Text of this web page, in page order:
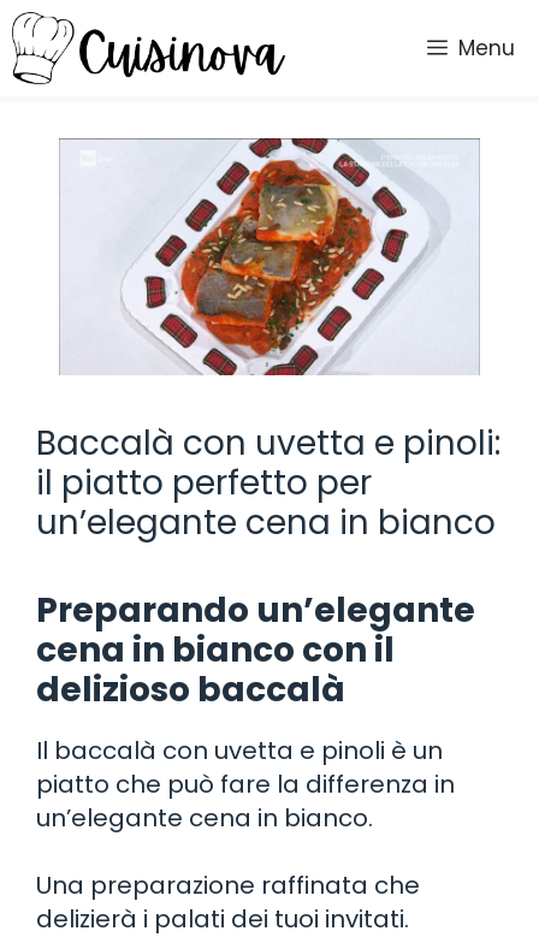
Vai
al
contenuto
Menu
Baccalà con uvetta e pinoli:
il piatto perfetto per
un’elegante cena in bianco
Preparando un’elegante
cena in bianco con il
delizioso baccalà
Il baccalà con uvetta e pinoli è un
piatto che può fare la differenza in
un’elegante cena in bianco.
Una preparazione raffinata che
delizierà i palati dei tuoi invitati.